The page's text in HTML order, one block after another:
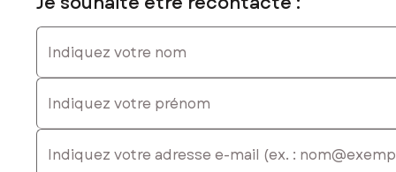
Indiquez votre nom
Indiquez votre prénom
E-mail